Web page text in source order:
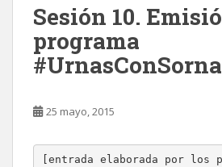
Sesión 10.
programa
#UrnasConSorna
25 mayo, 2015
[entrada elaborada por los